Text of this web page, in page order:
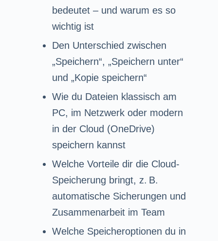
bedeutet – und warum es so
wichtig ist
Den Unterschied zwischen
„Speichern“, „Speichern unter“
und „Kopie speichern“
Wie du Dateien klassisch am
PC, im Netzwerk oder modern
in der Cloud (OneDrive)
speichern kannst
Welche Vorteile dir die Cloud-
Speicherung bringt, z. B.
automatische Sicherungen und
Zusammenarbeit im Team
Welche Speicheroptionen du in